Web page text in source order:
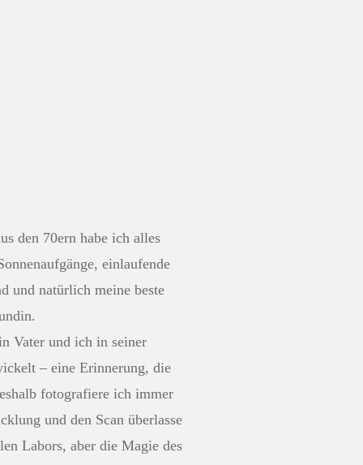
den 70ern habe ich alles
einlaufende
und natürlich meine beste
Vater und ich in seiner
– eine Erinnerung, die
fotografiere ich immer
und den Scan überlasse
Labors, aber die Magie des